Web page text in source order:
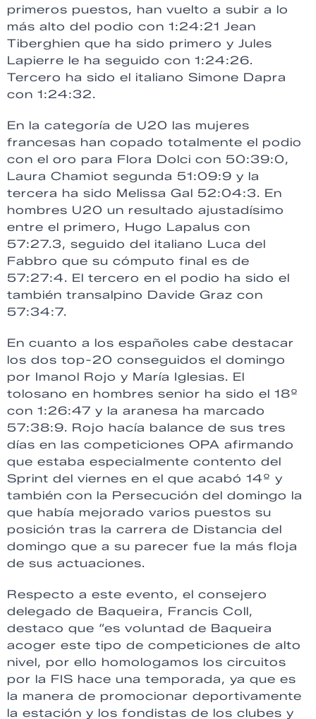
primeros puestos, han vuelto a subir a lo
más alto del podio con 1:24:21 Jean
Tiberghien que ha sido primero y Jules
Lapierre le ha seguido con 1:24:26.
Tercero ha sido el italiano Simone Dapra
con 1:24:32.
En la categoría de U20 las mujeres
francesas han copado totalmente el podio
con el oro para Flora Dolci con 50:39:0,
Laura Chamiot segunda 51:09:9 y la
tercera ha sido Melissa Gal 52:04:3. En
hombres U20 un resultado ajustadísimo
entre el primero, Hugo Lapalus con
57:27.3, seguido del italiano Luca del
Fabbro que su cómputo final es de
57:27:4. El tercero en el podio ha sido el
también transalpino Davide Graz con
57:34:7.
En cuanto a los españoles cabe destacar
los dos top-20 conseguidos el domingo
por Imanol Rojo y María Iglesias. El
tolosano en hombres senior ha sido el 18º
con 1:26:47 y la aranesa ha marcado
57:38:9. Rojo hacía balance de sus tres
días en las competiciones OPA afirmando
que estaba especialmente contento del
Sprint del viernes en el que acabó 14º y
también con la Persecución del domingo la
que había mejorado varios puestos su
posición tras la carrera de Distancia del
domingo que a su parecer fue la más floja
de sus actuaciones.
Respecto a este evento, el consejero
delegado de Baqueira, Francis Coll,
destaco que “es voluntad de Baqueira
acoger este tipo de competiciones de alto
nivel, por ello homologamos los circuitos
por la FIS hace una temporada, ya que es
la manera de promocionar deportivamente
la estación y los fondistas de los clubes y